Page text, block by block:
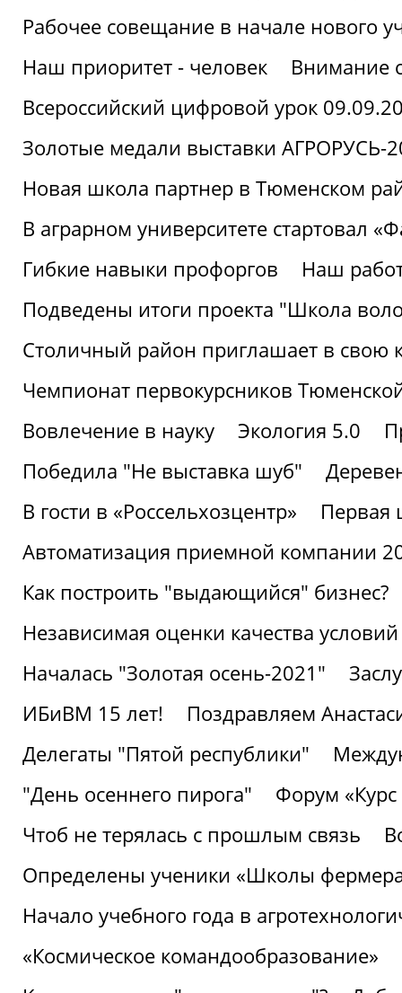
Рабочее совещание в начале нового
Наш приоритет - человек
Внимание
Всероссийский цифровой урок
Золотые медали выставки АГРОРУСЬ-
Новая школа партнер в Тюменском
В аграрном университете стартовал
Гибкие навыки профоргов
Наш
Подведены итоги проекта "Школа
Столичный район приглашает в свою
Чемпионат первокурсников
Вовлечение в науку
Экология 5.0
Победила "Не выставка шуб"
В гости в «Россельхозцентр»
Первая
Автоматизация приемной компании
Как построить "выдающийся" бизнес?
Независимая оценки качества
Началась "Золотая осень-2021"
ИБиВМ 15 лет!
Поздравляем
Делегаты "Пятой республики"
"День осеннего пирога"
Форум «Курс
Чтоб не терялась с прошлым связь
Определены ученики «Школы
Начало учебного года в
«Космическое командообразование»